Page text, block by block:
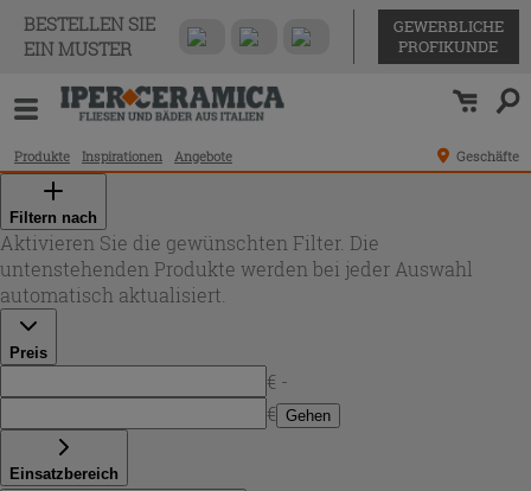
BESTELLEN SIE
EIN MUSTER
GEWERBLICHE
PROFIKUNDE
Produkte Inspirationen Angebote Geschäfte
Filtern nach
Aktivieren Sie die gewünschten Filter. Die
untenstehenden Produkte werden bei jeder Auswahl
automatisch aktualisiert.
Preis
€ -
€ Gehen
Einsatzbereich